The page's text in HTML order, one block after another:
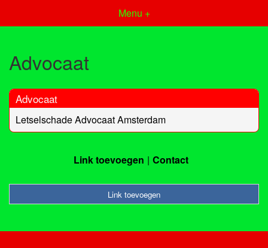
Menu +
Advocaat
Advocaat
Letselschade Advocaat Amsterdam
Link toevoegen Contact
Link toevoegen